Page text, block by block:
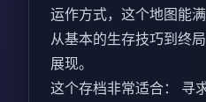
运作方式，这个地图能
从基本的生存技巧到终
展现。
这个存档非常适合： 寻